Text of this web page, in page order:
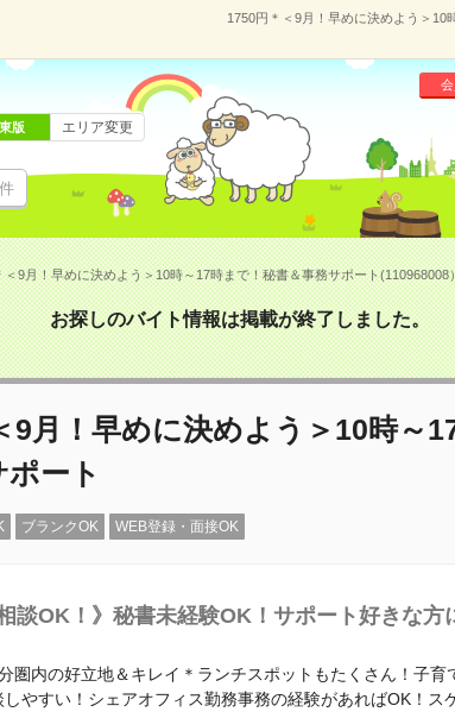
1750円＊＜9月！早めに決めよう＞10
版 エリア変更
＜9月！早めに決めよう＞10時～17時まで！秘書＆事務サポート(110968008
お探しのバイト情報は掲載が終了しました。
9月！早めに決めよう＞10時～
ート
ブランクOK WEB登録・面接OK
相談OK！》秘書未経験OK！サポート好きな方
圏内の好立地＆キレイ＊ランチスポットもたくさん！子育
やすい！シェアオフィス勤務事務の経験があればOK！ス